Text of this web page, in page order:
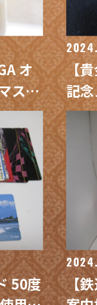
オ
スタ
【
記
取
50度
【